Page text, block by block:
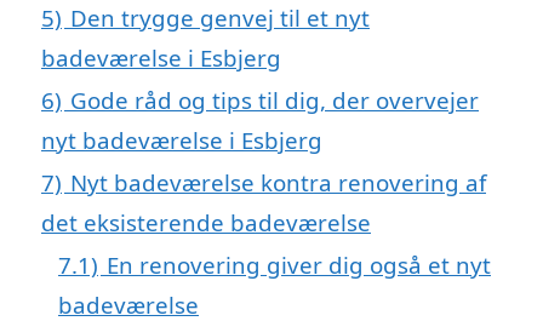
5) Den trygge genvej til et nyt
badeværelse i Esbjerg
6) Gode råd og tips til dig, der overvejer
nyt badeværelse i Esbjerg
7) Nyt badeværelse kontra renovering af
det eksisterende badeværelse
7.1) En renovering giver dig også et nyt
badeværelse